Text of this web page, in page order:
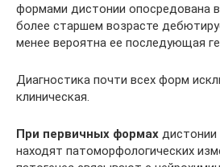
формами дистонии опосредована
более старшем возрасте
менее вероятна ее последующая
Диагностика почти всех форм
клиническая.
При первичных формах дистонии
находят патоморфологических